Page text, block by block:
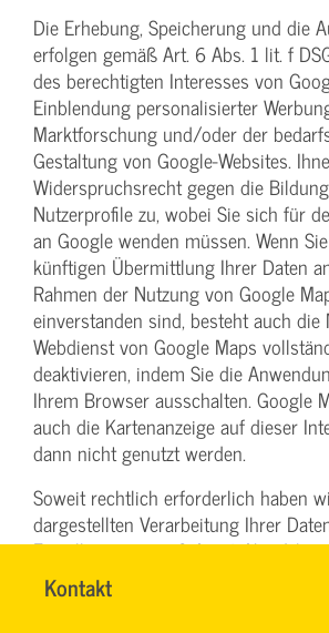
Kontakt
TEAM
Name*
Die Erhebung, Speicherung und die
erfolgen gemäß Art. 6 Abs. 1 lit. f
des berechtigten Interesses von
Einblendung personalisierter
Marktforschung und/oder der
Gestaltung von Google-Websites.
Widerspruchsrecht gegen die
Nutzerprofile zu, wobei Sie sich für
an Google wenden müssen. Wenn
künftigen Übermittlung Ihrer Daten
Rahmen der Nutzung von Google
einverstanden sind, besteht auch die
Webdienst von Google Maps
deaktivieren, indem Sie die
Ihrem Browser ausschalten. Google
auch die Kartenanzeige auf dieser
dann nicht genutzt werden.
Soweit rechtlich erforderlich haben
dargestellten Verarbeitung Ihrer
Einwilligung gemäß Art. 6 Abs. 1 lit.
des Cookie-Consent-Tools
erteilte Einwilligung jederzeit mit